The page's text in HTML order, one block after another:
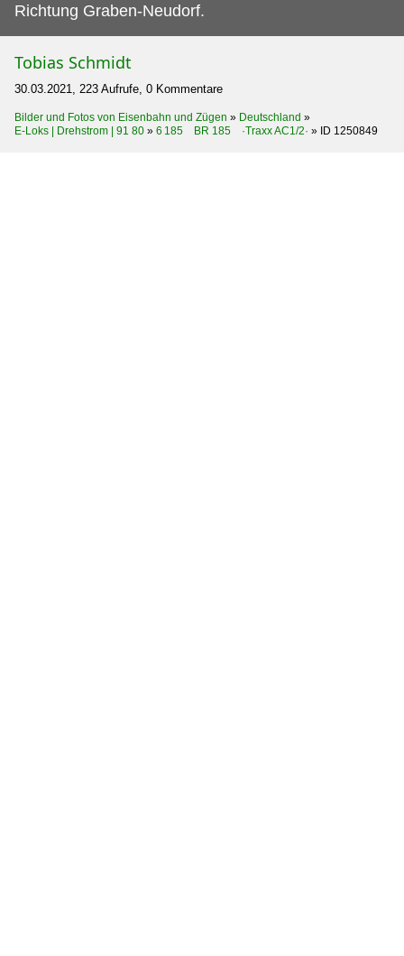
Richtung Graben-Neudorf.
Tobias Schmidt
30.03.2021, 223 Aufrufe, 0 Kommentare
Bilder und Fotos von Eisenbahn und Zügen » Deutschland »
E-Loks | Drehstrom | 91 80 » 6 185 BR 185 ·Traxx AC1/2· » ID 1250849